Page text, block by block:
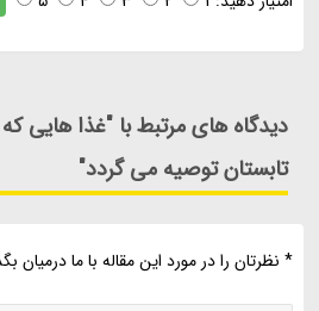
دیدگاه های مرتبط با "غذا هایی
تابستان توصیه می گردد"
* نظرتان را در مورد این مقاله با ما درمیان